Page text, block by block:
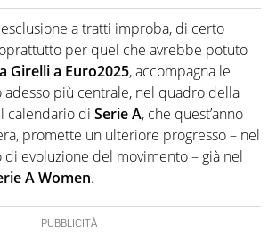
esclusione a tratti improba, di certo
per quel che avrebbe potuto
Girelli a Euro2025, accompagna le
adesso più centrale, nel quadro della
calendario di Serie A, che quest’anno
promette un ulteriore progresso – nel
evoluzione del movimento – già nel
A Women.